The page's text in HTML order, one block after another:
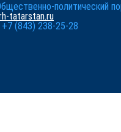
политический
tatarstan.ru
+7 (843) 238-25-28